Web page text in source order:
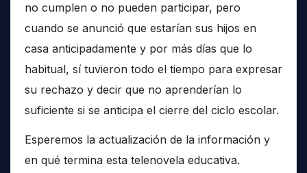
no cumplen o no pueden participar, pero
cuando se anunció que estarían sus hijos en
casa anticipadamente y por más días que lo
habitual, sí tuvieron todo el tiempo para expresar
su rechazo y decir que no aprenderían lo
suficiente si se anticipa el cierre del ciclo escolar.
Esperemos la actualización de la información y
en qué termina esta telenovela educativa.